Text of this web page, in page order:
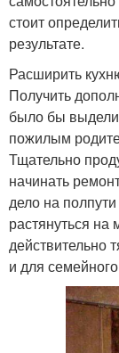
стоит
результате.
Расширить
Получить
было бы
пожилым
Тщательно
начинать
дело на
растянуться
действительно
и для